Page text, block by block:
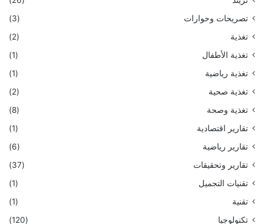
تصريحات وحوارات
(3)
تغذية
(2)
تغذية الأطفال
(1)
تغذية رياضية
(1)
تغذية صحية
(2)
تغذية وصحة
(8)
تقارير اقتصادية
(1)
تقارير رياضية
(6)
تقارير وتحقيقات
(37)
تقنيات التجميل
(1)
تقنية
(1)
تكنولوجيا
(120)